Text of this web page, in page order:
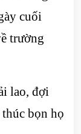
cuối
trường
lao, đợi
bọn họ